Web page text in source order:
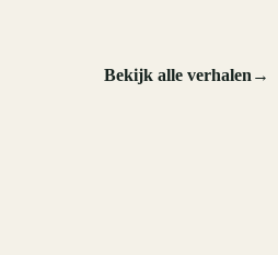
Bekijk alle verhalen→